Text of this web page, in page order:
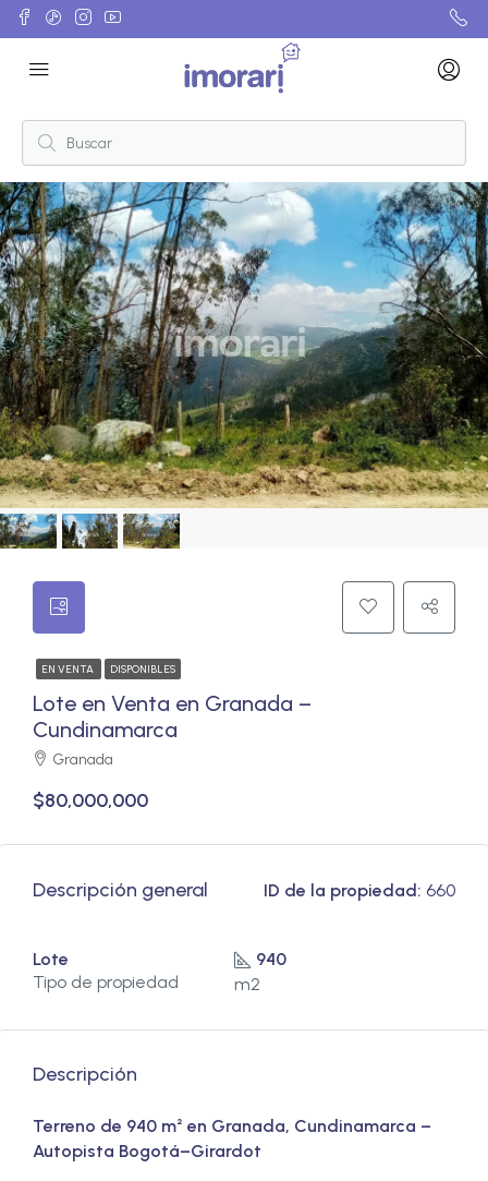
EN VENTA DISPONIBLES
Lote en Venta en Granada –
Cundinamarca
Granada
$80,000,000
Descripción general ID de la propiedad: 660
Lote
Tipo de propiedad
940
m2
Descripción
Terreno de 940 m² en Granada, Cundinamarca –
Autopista Bogotá–Girardot